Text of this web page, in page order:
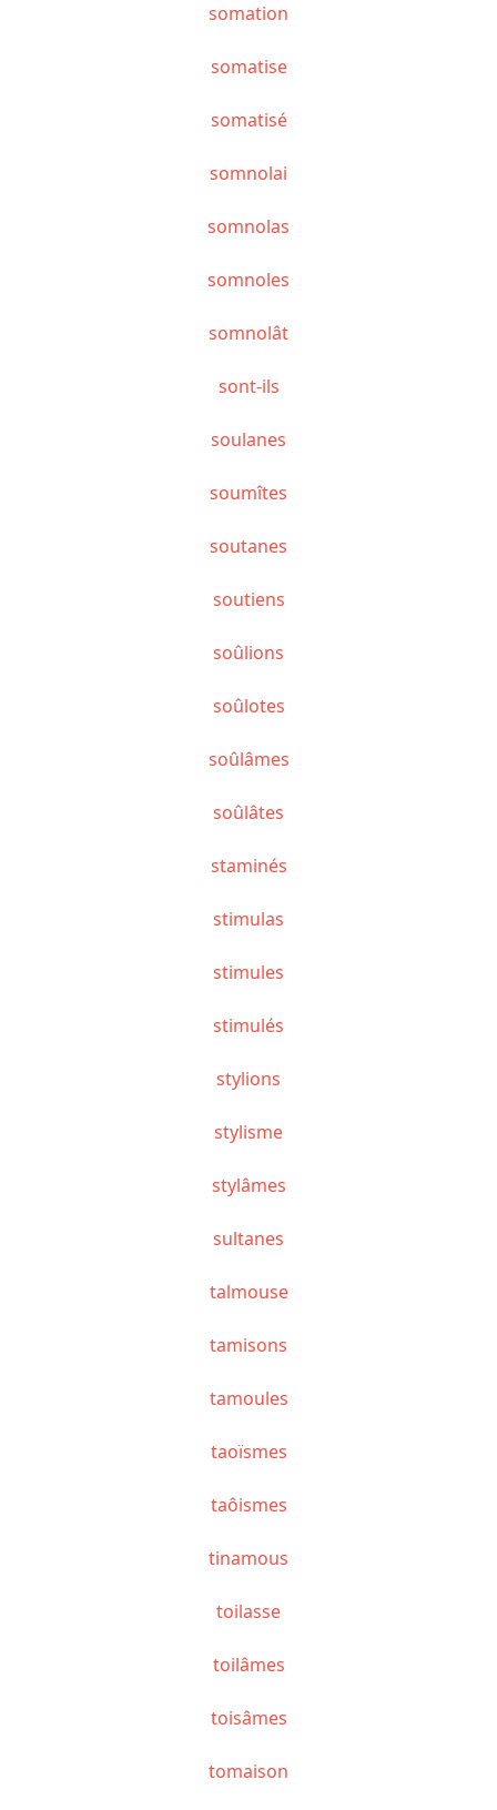
somation
somatise
somatisé
somnolai
somnolas
somnoles
somnolât
sont-ils
soulanes
soumîtes
soutanes
soutiens
soûlions
soûlotes
soûlâmes
soûlâtes
staminés
stimulas
stimules
stimulés
stylions
stylisme
stylâmes
sultanes
talmouse
tamisons
tamoules
taoïsmes
taôismes
tinamous
toilasse
toilâmes
toisâmes
tomaison